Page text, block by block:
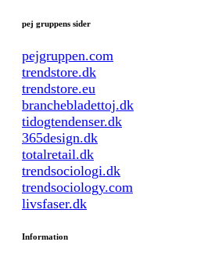
pej gruppens sider
pejgruppen.com
trendstore.dk
trendstore.eu
branchebladettoj.dk
tidogtendenser.dk
365design.dk
totalretail.dk
trendsociologi.dk
trendsociology.com
livsfaser.dk
Information